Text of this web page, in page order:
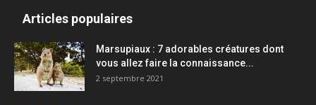
Articles populaires
Marsupiaux : 7 adorables créatures dont
vous allez faire la connaissance...
2 septembre 2021